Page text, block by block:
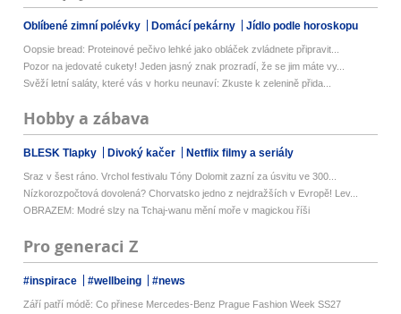
Oblíbené zimní polévky Domácí pekárny Jídlo podle horoskopu
Oopsie bread: Proteinové pečivo lehké jako obláček zvládnete připravit...
Pozor na jedovaté cukety! Jeden jasný znak prozradí, že se jim máte vy...
Svěží letní saláty, které vás v horku neunaví: Zkuste k zelenině přida...
Hobby a zábava
BLESK Tlapky Divoký kačer Netflix filmy a seriály
Sraz v šest ráno. Vrchol festivalu Tóny Dolomit zazní za úsvitu ve 300...
Nízkorozpočtová dovolená? Chorvatsko jedno z nejdražších v Evropě! Lev...
OBRAZEM: Modré slzy na Tchaj-wanu mění moře v magickou říši
Pro generaci Z
#inspirace #wellbeing #news
Září patří módě: Co přinese Mercedes-Benz Prague Fashion Week SS27